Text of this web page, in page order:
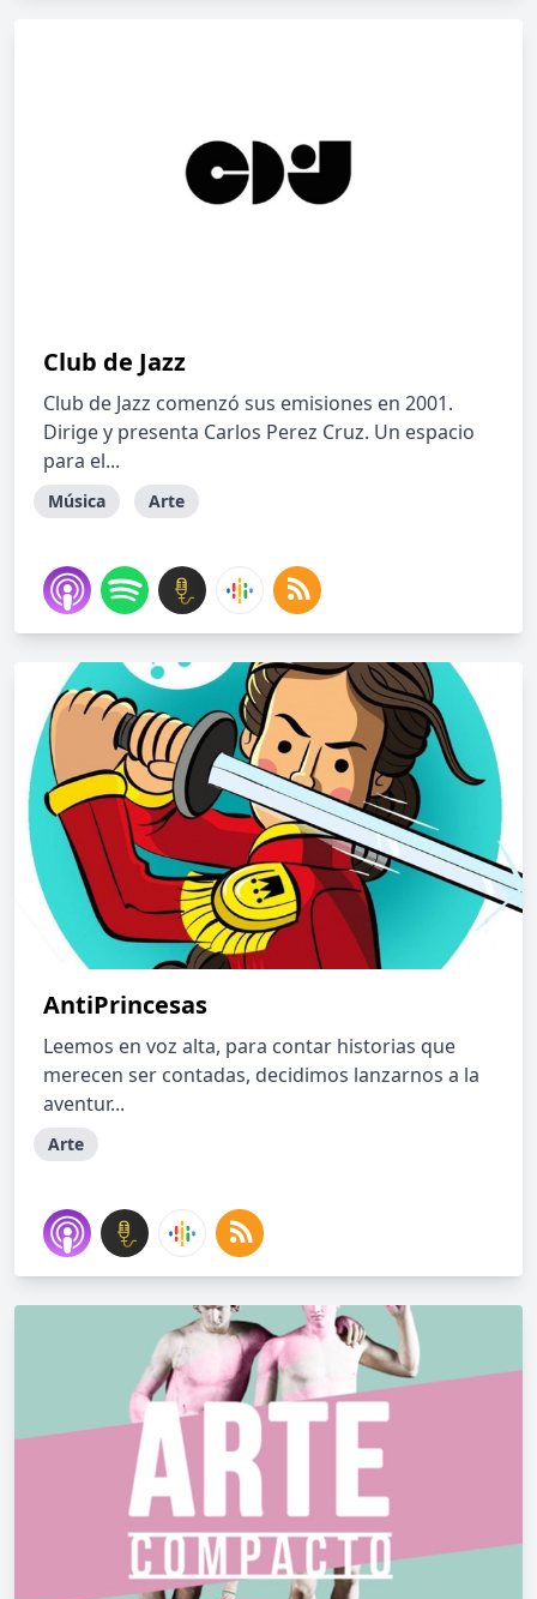
Club de Jazz
Club de Jazz comenzó sus emisiones en 2001.
Dirige y presenta Carlos Perez Cruz. Un espacio
para el...
Música Arte
AntiPrincesas
Leemos en voz alta, para contar historias que
merecen ser contadas, decidimos lanzarnos a la
aventur...
Arte